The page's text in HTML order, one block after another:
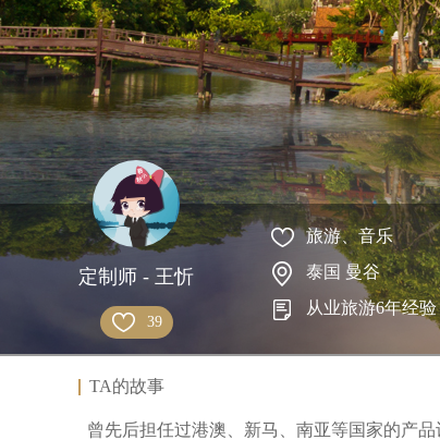
定制师 - 王忻
39
旅游、音乐
泰国 曼谷
从业旅游6年经
TA的故事
曾先后担任过港澳、新马、南亚等国家的产